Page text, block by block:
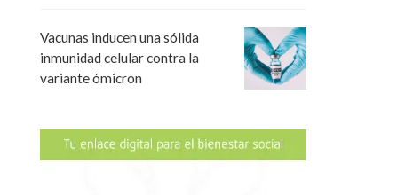
Vacunas inducen una sólida
inmunidad celular contra la
variante ómicron